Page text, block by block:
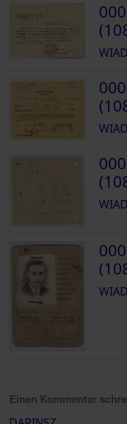
Einen Kommentar